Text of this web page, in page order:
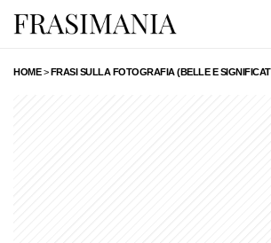
HOME>FRASI SULLA FOTOGRAFIA (BELLE E